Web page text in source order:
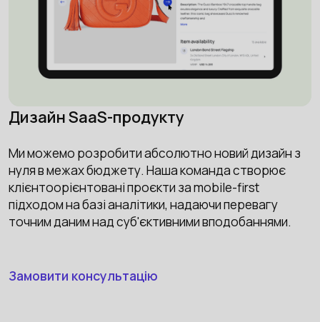
Дизайн SaaS-продукту
Ми можемо розробити абсолютно новий дизайн з
нуля в межах бюджету. Наша команда створює
клієнтоорієнтовані проєкти за mobile-first
підходом на базі аналітики, надаючи перевагу
точним даним над суб'єктивними вподобаннями.
Замовити консультацію